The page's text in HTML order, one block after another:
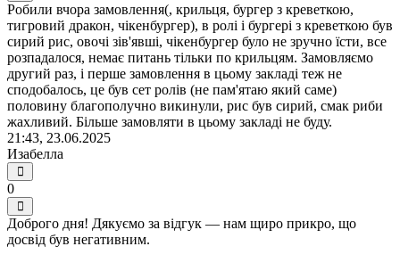
Робили вчора замовлення(, крильця, бургер з креветкою,
тигровий дракон, чікенбургер), в ролі і бургері з креветкою був
сирий рис, овочі зів'явші, чікенбургер було не зручно їсти, все
розпадалося, немає питань тільки по крильцям. Замовляємо
другий раз, і перше замовлення в цьому закладі теж не
сподобалось, це був сет ролів (не пам'ятаю який саме)
половину благополучно викинули, рис був сирий, смак риби
жахливий. Більше замовляти в цьому закладі не буду.
21:43, 23.06.2025
Изабелла
0
Доброго дня! Дякуємо за відгук — нам щиро прикро, що
досвід був негативним.